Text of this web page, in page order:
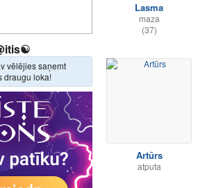
vēlējies saņemt
draugu loka!
Lasma
maza
(37)
Artūrs
atputa